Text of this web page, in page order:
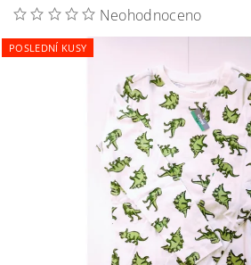
Neohodnoceno
POSLEDNÍ KUSY